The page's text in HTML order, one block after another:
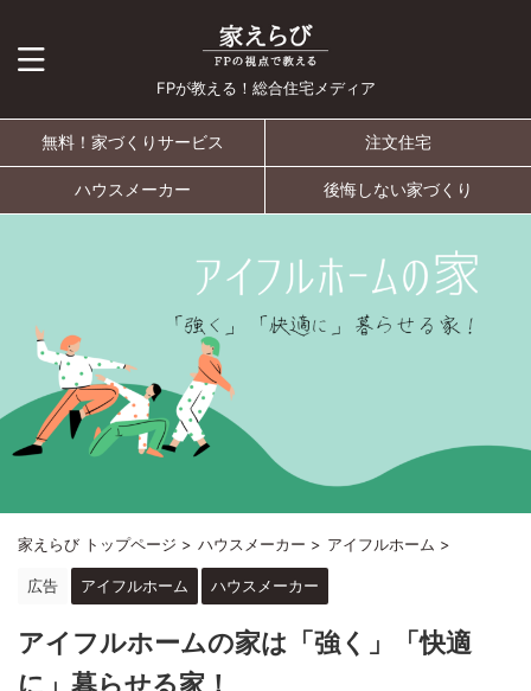
FPが教える！総合住宅メディア
無料！家づくりサービス 注文住宅
ハウスメーカー 後悔しない家づくり
家えらび トップページ > ハウスメーカー > アイフルホーム >
広告 アイフルホーム ハウスメーカー
アイフルホームの家は「強く」「快適
に」暮らせる家！